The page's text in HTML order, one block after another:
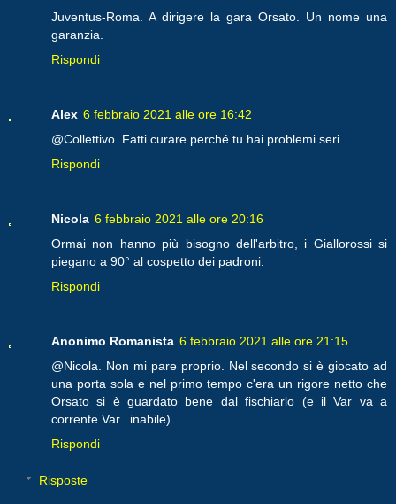
Juventus-Roma. A dirigere la gara Orsato. Un nome una
garanzia.
Rispondi
Alex 6 febbraio 2021 alle ore 16:42
@Collettivo. Fatti curare perché tu hai problemi seri...
Rispondi
Nicola 6 febbraio 2021 alle ore 20:16
Ormai non hanno più bisogno dell'arbitro, i Giallorossi si
piegano a 90° al cospetto dei padroni.
Rispondi
Anonimo Romanista 6 febbraio 2021 alle ore 21:15
@Nicola. Non mi pare proprio. Nel secondo si è giocato ad
una porta sola e nel primo tempo c'era un rigore netto che
Orsato si è guardato bene dal fischiarlo (e il Var va a
corrente Var...inabile).
Rispondi
Risposte